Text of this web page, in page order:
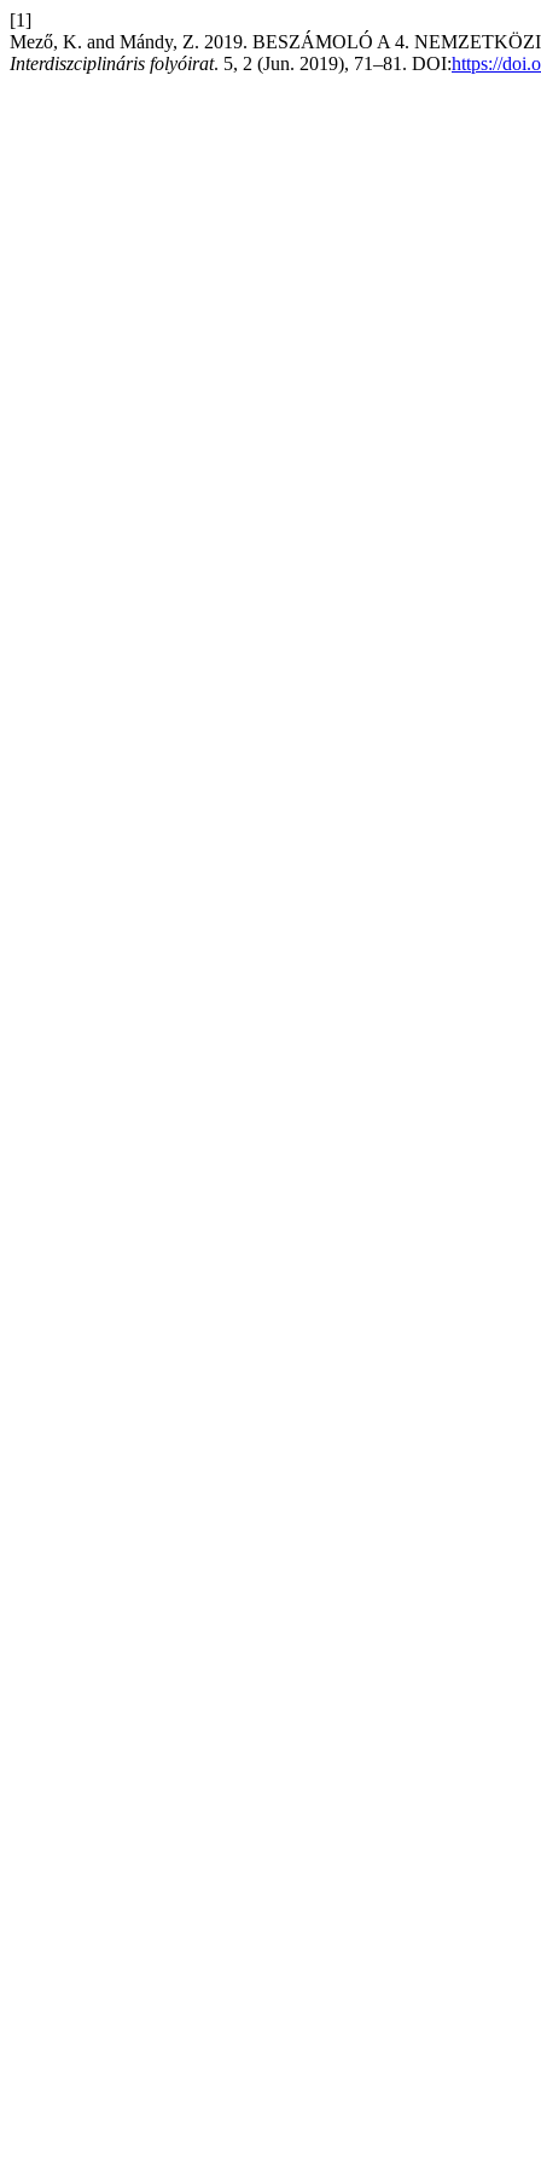
[1]
Mező, K. and Mándy, Z. 2019. BESZÁMOLÓ A 4.
Interdiszciplináris folyóirat. 5, 2 (Jun. 2019), 71–81. DOI:https://